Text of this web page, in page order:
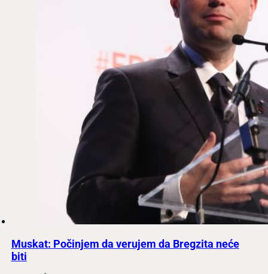
Muskat: Počinjem da verujem da Bregzita neće
biti